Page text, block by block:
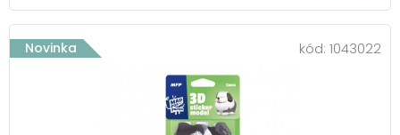
Novinka kód: 1043022